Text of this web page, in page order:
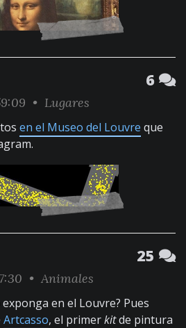
6
• Lugares
en el Museo del Louvre que
25
• Animales
en el Louvre? Pues
Artcasso, el primerkitde pintura